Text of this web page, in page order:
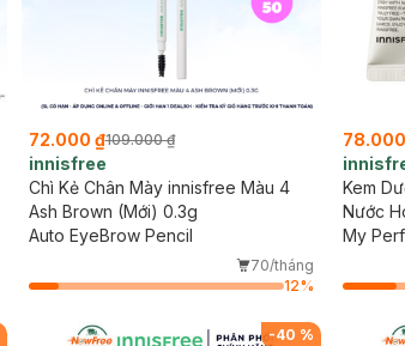
72.000 ₫109.000 ₫
innisfree
Chì Kẻ Chân Mày innisfree Màu 4
Ash Brown (Mới) 0.3g
Auto EyeBrow Pencil
70/tháng
12%
Kem
Nước
My
-40 %